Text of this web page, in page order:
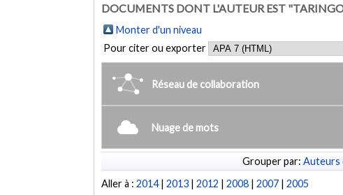
DOCUMENTS DONT L'AUTEUR EST
Monter d'un niveau
Pour citer ou exporter
Réseau de collaboration
Nuage de mots
Grouper par: Auteurs
Aller à :2014|2013 |2012 |2008 |2007 |2005